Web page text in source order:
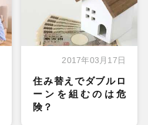
2017年03月17日
住み替えでダブルロ
ーンを組むのは危
険？